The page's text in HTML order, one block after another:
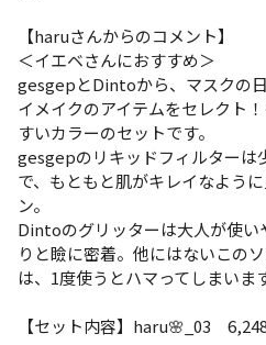
【haruさんからのコメント】
＜イエベさんにおすすめ＞
gesgepとDintoから、マスクの
イメイクのアイテムをセレクト
すいカラーのセットです。
gesgepのリキッドフィルターは
で、もともと肌がキレイなよう
ン。
Dintoのグリッターは大人が使い
りと瞼に密着。他にはないこの
は、1度使うとハマってしまいま
【セット内容】haru🌸_03 6,248